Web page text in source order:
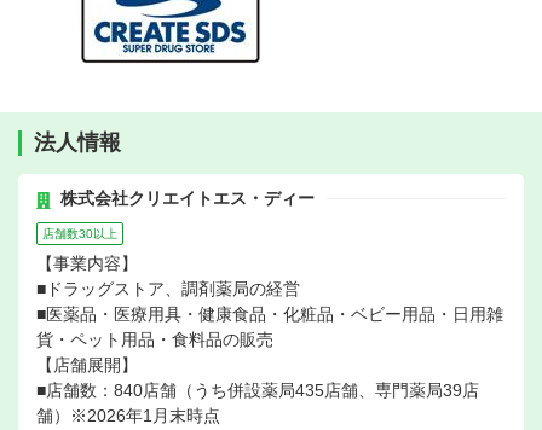
法人情報
株式会社クリエイトエス・ディー
店舗数30以上
【事業内容】
■ドラッグストア、調剤薬局の経営
■医薬品・医療用具・健康食品・化粧品・ベビー用品・日用雑
貨・ペット用品・食料品の販売
【店舗展開】
■店舗数：840店舗（うち併設薬局435店舗、専門薬局39店
舗）※2026年1月末時点